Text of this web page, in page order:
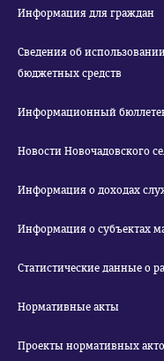
Информация для граждан
Сведения об
бюджетных средств
Информационный
Новости Новочадовского
Информация о доходах
Информация о субъектах
Статистические данные о
Нормативные акты
Проекты нормативных